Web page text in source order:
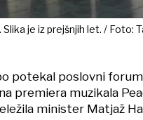
je iz prejšnjih let. / Foto:
potekal poslovni
premiera muzikala
minister Matjaž